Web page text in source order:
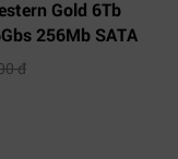
Gold 6Tb
256Mb SATA
đ